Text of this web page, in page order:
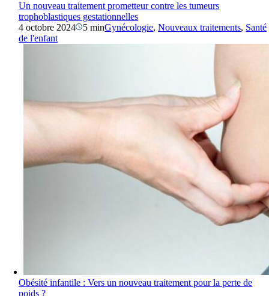
Un nouveau traitement prometteur contre les tumeurs
trophoblastiques gestationnelles
4 octobre 2024
5 minGynécologie,Nouveaux traitements, Santé
de l'enfant
Obésité infantile : Vers un nouveau traitement pour la perte de
poids ?